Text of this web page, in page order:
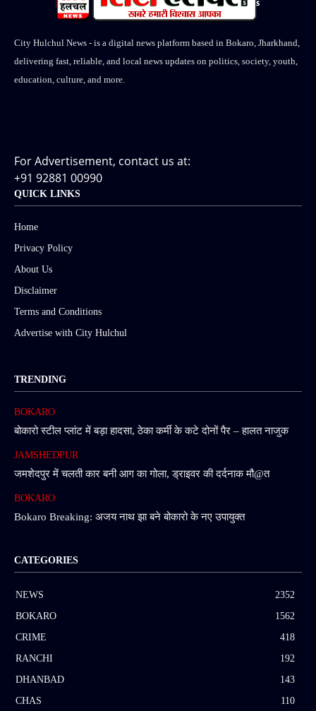
City Hulchul News - is a digital news platform based in Bokaro, Jharkhand,
delivering fast, reliable, and local news updates on politics, society, youth,
education, culture, and more.
For Advertisement, contact us at:
+91 92881 00990
QUICK LINKS
Home
Privacy Policy
About Us
Disclaimer
Terms and Conditions
Advertise with City Hulchul
TRENDING
BOKARO
बोकारो स्टील प्लांट में बड़ा हादसा, ठेका कर्मी के कटे दोनों पैर – हालत नाजुक
JAMSHEDPUR
जमशेदपुर में चलती कार बनी आग का गोला, ड्राइवर की दर्दनाक मौ@त
BOKARO
Bokaro Breaking: अजय नाथ झा बने बोकारो के नए उपायुक्त
CATEGORIES
NEWS
2352
BOKARO
1562
CRIME
418
RANCHI
192
DHANBAD
143
CHAS
110